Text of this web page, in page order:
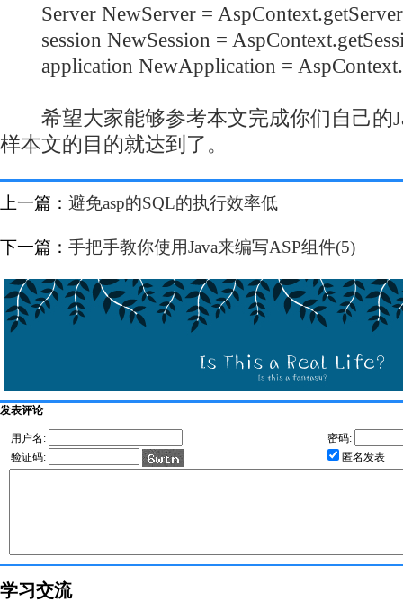
Server NewServer =
session NewSession =
application NewApplication =
希望大家能够参考本文完成你们自己的
样本文的目的就达到了。
上一篇： 避免asp的SQL的执行效率低
下一篇： 手把手教你使用Java来编写ASP组件(5)
发表评论
用户名:
密码:
验证码:
匿名发表
学习交流